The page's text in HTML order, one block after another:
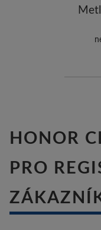
HONOR
PRO